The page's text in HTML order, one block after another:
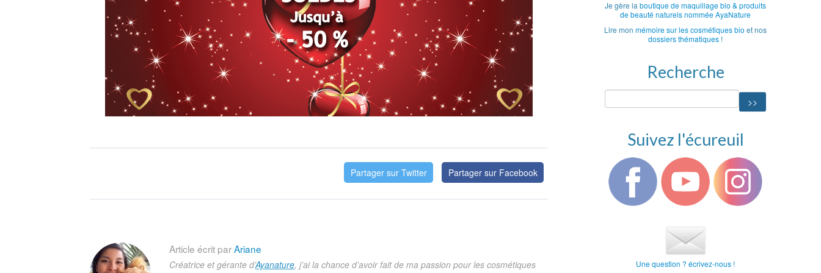
Partager sur Facebook
Partager sur Twitter
Article écrit parAriane
Créatrice et gérante d’Ayanature, j’ai la chance d’avoir fait de ma passion pour les cosmétiques
Je gère la boutique de maquillage bio & produits
de beauté naturels nommée AyaNature
Lire mon mémoire sur les cosmétiques bio et nos
dossiers thématiques !
Recherche
Suivez l'écureuil
Une question ? écrivez-nous !